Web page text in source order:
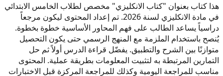
هذا كتاب بعنوان "كتاب الانكليزي" مخصص لطلاب الخامس الابتدائي
في مادة الانكليزي لسنة 2026. تم إعداد المحتوى ليكون مرجعاً
دراسياً يساعد الطالب على فهم المحاور الأساسية خطوة بخطوة.
يُنصح باستخدام الملزمة مع المنهج الرسمي حتى يكون التحصيل
متوازنًا بين الشرح والتطبيق. يفضّل قراءة الدرس أولاً ثم حل
التمارين المرتبطة به لتثبيت المعلومات بطريقة عملية. المحتوى
مناسب للمراجعة اليومية وكذلك للمراجعة المركزة قبل الاختبارات